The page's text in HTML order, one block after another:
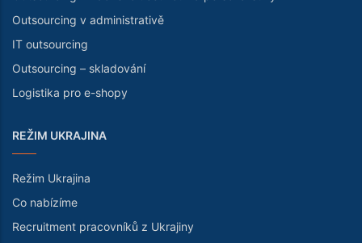
Outsourcing v administrativě
IT outsourcing
Outsourcing – skladování
Logistika pro e-shopy
REŽIM UKRAJINA
Režim Ukrajina
Co nabízíme
Recruitment pracovníků z Ukrajiny